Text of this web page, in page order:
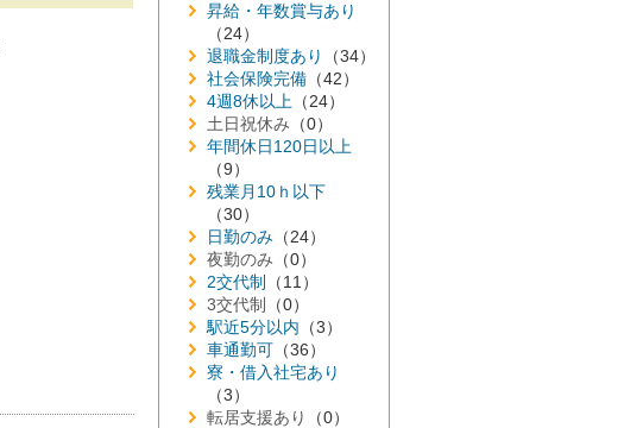
昇給・年数賞与あり
（24）
退職金制度あり
（34）
社会保険完備 （42）
4週8休以上 （24）
土日祝休み （0）
年間休日120日以上
（9）
残業月10ｈ以下
（30）
日勤のみ （24）
夜勤のみ （0）
2交代制
（11）
3交代制
（0）
駅近5分以内 （3）
車通勤可 （36）
寮・借入社宅あり
（3）
転居支援あり
（0）